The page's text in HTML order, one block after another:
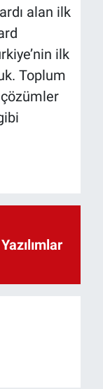
alan ilk
ilk
Toplum